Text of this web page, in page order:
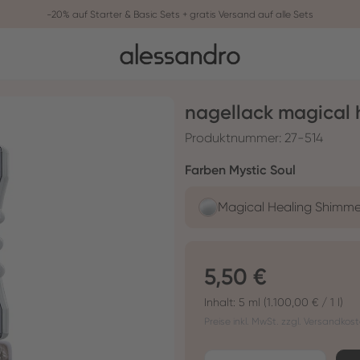
-20% auf Starter & Basic Sets + gratis Versand auf alle Sets
nagellack magical
Produktnummer: 27-514
Farben Mystic Soul
Magical Healing
Regulärer Preis:
5,50 €
Inhalt: 5 ml (1.100,00 € / 1 l)
Preise inkl. MwSt. zzgl.